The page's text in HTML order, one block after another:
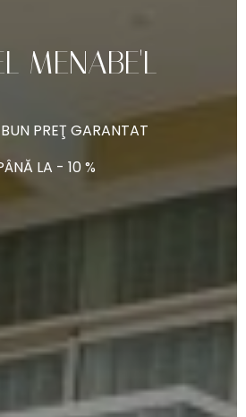
MENABE'L
BUN PREŢ GARANTAT
LA - 10 %